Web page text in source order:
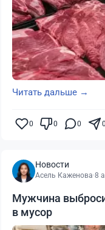
Читать дальше →
0 0 0 0
Новости
Асель Каженова·8
Мужчина
в мусор